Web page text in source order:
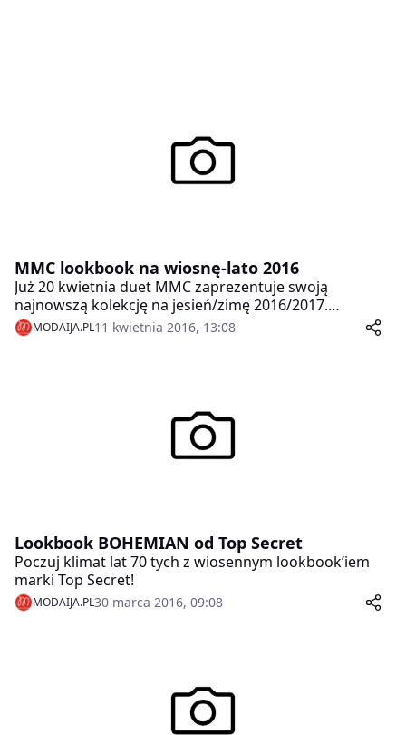
MMC lookbook na wiosnę-lato 2016
Już 20 kwietnia duet MMC zaprezentuje swoją
najnowszą kolekcję na jesień/zimę 2016/2017.
Tymczasem przypomnijmy sobie propozycje duetu na
wiosnę i lato.
MODAIJA.PL11 kwietnia 2016, 13:08
Lookbook BOHEMIAN od Top Secret
Poczuj klimat lat 70 tych z wiosennym lookbook’iem
marki Top Secret!
MODAIJA.PL30 marca 2016, 09:08